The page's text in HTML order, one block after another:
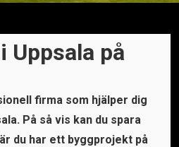
Uppsala på
firma som hjälper dig
På så vis kan du spara
du har ett byggprojekt på